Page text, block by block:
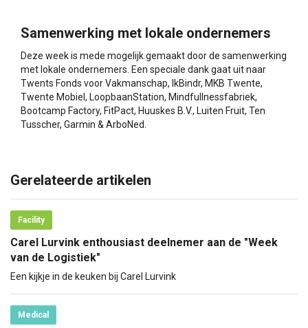
Samenwerking met lokale ondernemers
Deze week is mede mogelijk gemaakt door de samenwerking
met lokale ondernemers. Een speciale dank gaat uit naar
Twents Fonds voor Vakmanschap, IkBindr, MKB Twente,
Twente Mobiel, LoopbaanStation, Mindfullnessfabriek,
Bootcamp Factory, FitPact, Huuskes B.V., Luiten Fruit, Ten
Tusscher, Garmin & ArboNed.
Gerelateerde artikelen
Facility
Carel Lurvink enthousiast deelnemer aan de "Week
van de Logistiek"
Een kijkje in de keuken bij Carel Lurvink
Medical